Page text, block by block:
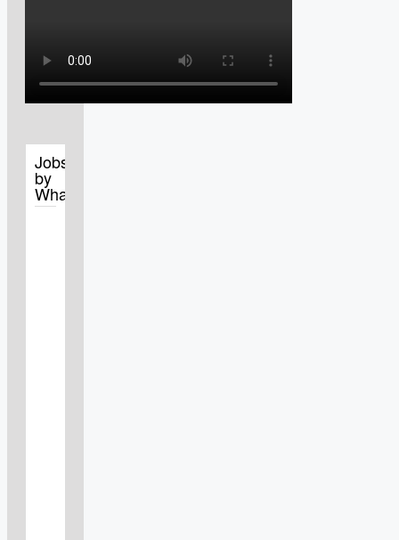
Jobs
by
WhatJobs